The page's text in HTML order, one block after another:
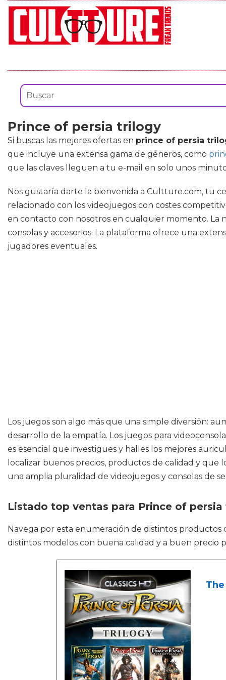
Prince of persia trilogy
Si buscas las mejores ofertas en prince of persia
que incluye una extensa gama de géneros, como
que las claves lleguen a tu e-mail en solo unos
Nos gustaría darte la bienvenida a Cultture.com, tu
relacionado con los videojuegos con costes
en contacto con nosotros en cualquier momento. La
consolas y accesorios. La plataforma ofrece una
jugadores eventuales.
Los juegos son algo más que una simple diversión:
desarrollo de la empatía. Los juegos para
es esencial que investigues y halles los mejores
localizar buenos precios, productos de calidad y
una amplia pluralidad de videojuegos y consolas de
Listado top ventas para Prince of
Navega por esta enumeración de distintos productos
distintos modelos con buena calidad y a buen precio